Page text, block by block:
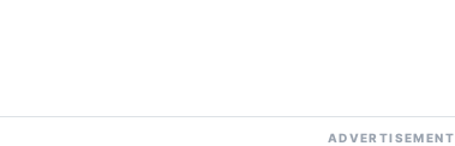
ADVERTISEMENT